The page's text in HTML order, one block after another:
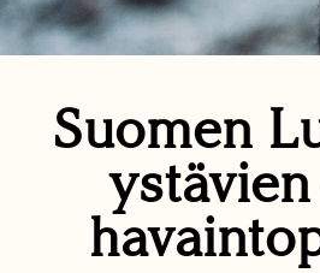
Suomen